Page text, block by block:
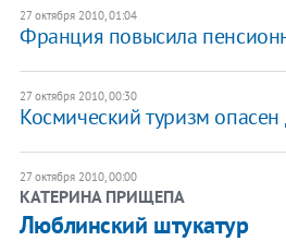
27 октября 2010, 01:04
Франция повысила
27 октября 2010, 00:30
Космический туризм
27 октября 2010, 00:00
КАТЕРИНА ПРИЩЕПА
​Люблинский штукатур